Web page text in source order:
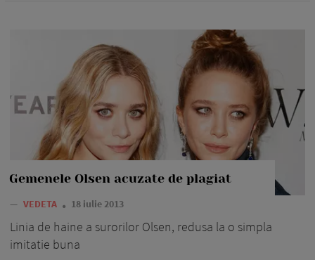
Gemenele Olsen acuzate de plagiat
— VEDETA 18 iulie 2013
Linia de haine a surorilor Olsen, redusa la o simpla
imitatie buna